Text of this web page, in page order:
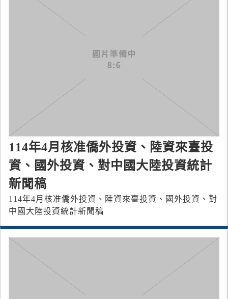
114年4月核准僑外投資、陸資來臺投
資、國外投資、對中國大陸投資統計
新聞稿
114年4月核准僑外投資、陸資來臺投資、國外投資、對
中國大陸投資統計新聞稿